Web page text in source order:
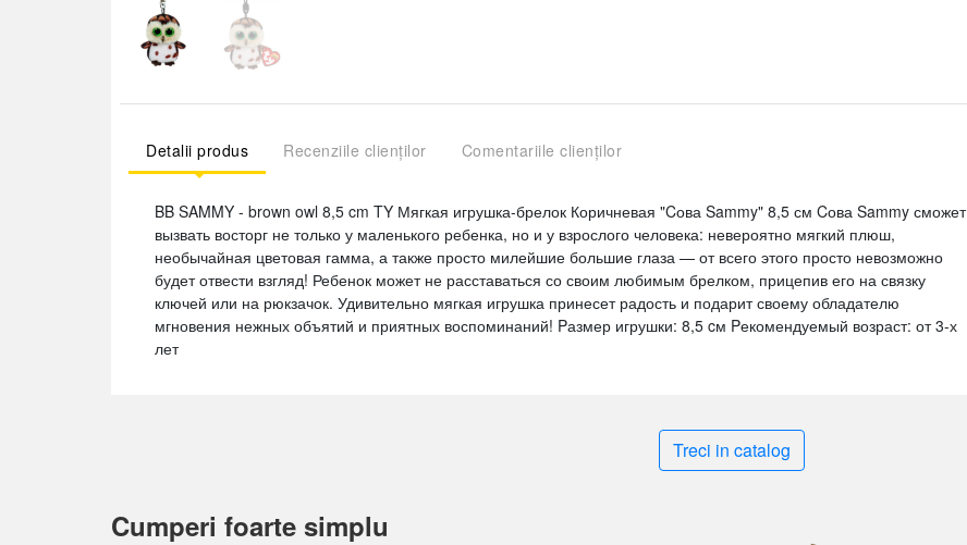
Detalii produs Recenziile clienților Comentariile clienților
BB SAMMY - brown owl 8,5 cm TY Мягкая игрушка-брелок Коричневая "Cова Sammy" 8,5 см Cова Sammy сможет
вызвать восторг не только у маленького ребенка, но и у взрослого человека: невероятно мягкий плюш,
необычайная цветовая гамма, а также просто милейшие большие глаза — от всего этого просто невозможно
будет отвести взгляд! Ребенок может не расставаться со своим любимым брелком, прицепив его на связку
ключей или на рюкзачок. Удивительно мягкая игрушка принесет радость и подарит своему обладателю
мгновения нежных объятий и приятных воспоминаний! Pазмер игрушки: 8,5 cм Pекомендуемый возраст: от 3-х
лет
Treci in catalog
Cumperi foarte simplu